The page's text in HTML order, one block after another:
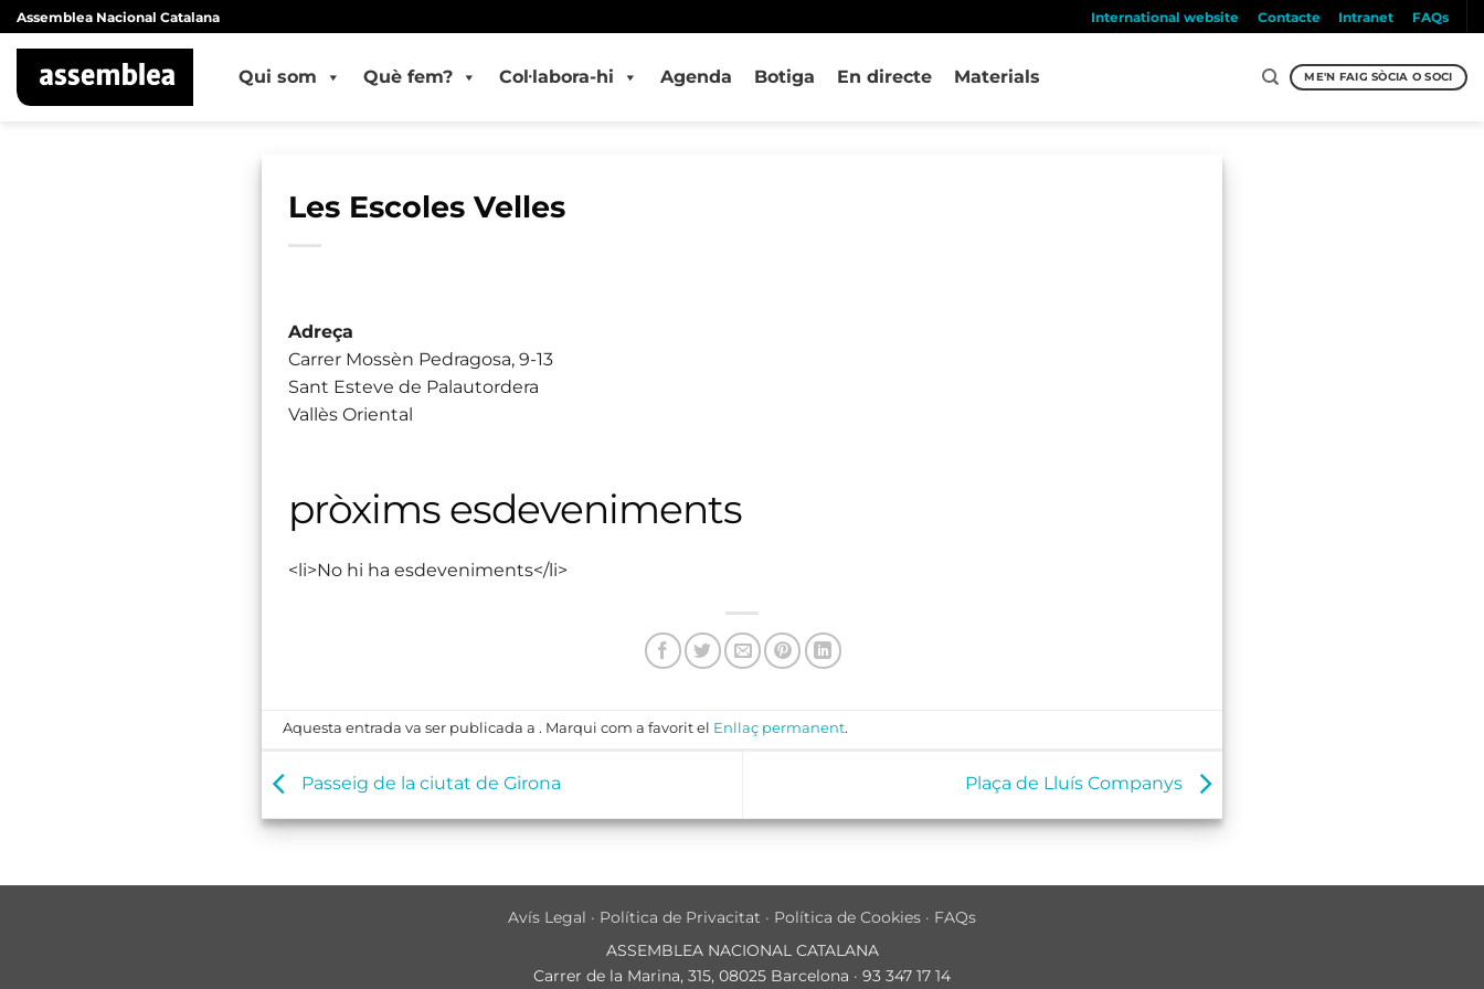
Skip
to
content
Assemblea Nacional Catalana International website Contacte Intranet FAQs
Qui som Què fem? Col·labora-hi Agenda Botiga En directe Materials ME'N FAIG SÒCIA O SOCI
Les Escoles Velles
Adreça
Carrer Mossèn Pedragosa, 9-13
Sant Esteve de Palautordera
Vallès Oriental
pròxims esdeveniments
<li>No hi ha esdeveniments</li>
Aquesta entrada va ser publicada a . Marqui com a favorit el Enllaç permanent.
Passeig de la ciutat de Girona Plaça de Lluís Companys
Avís Legal · Política de Privacitat · Política de Cookies · FAQs
ASSEMBLEA NACIONAL CATALANA
Carrer de la Marina, 315, 08025 Barcelona · 93 347 17 14